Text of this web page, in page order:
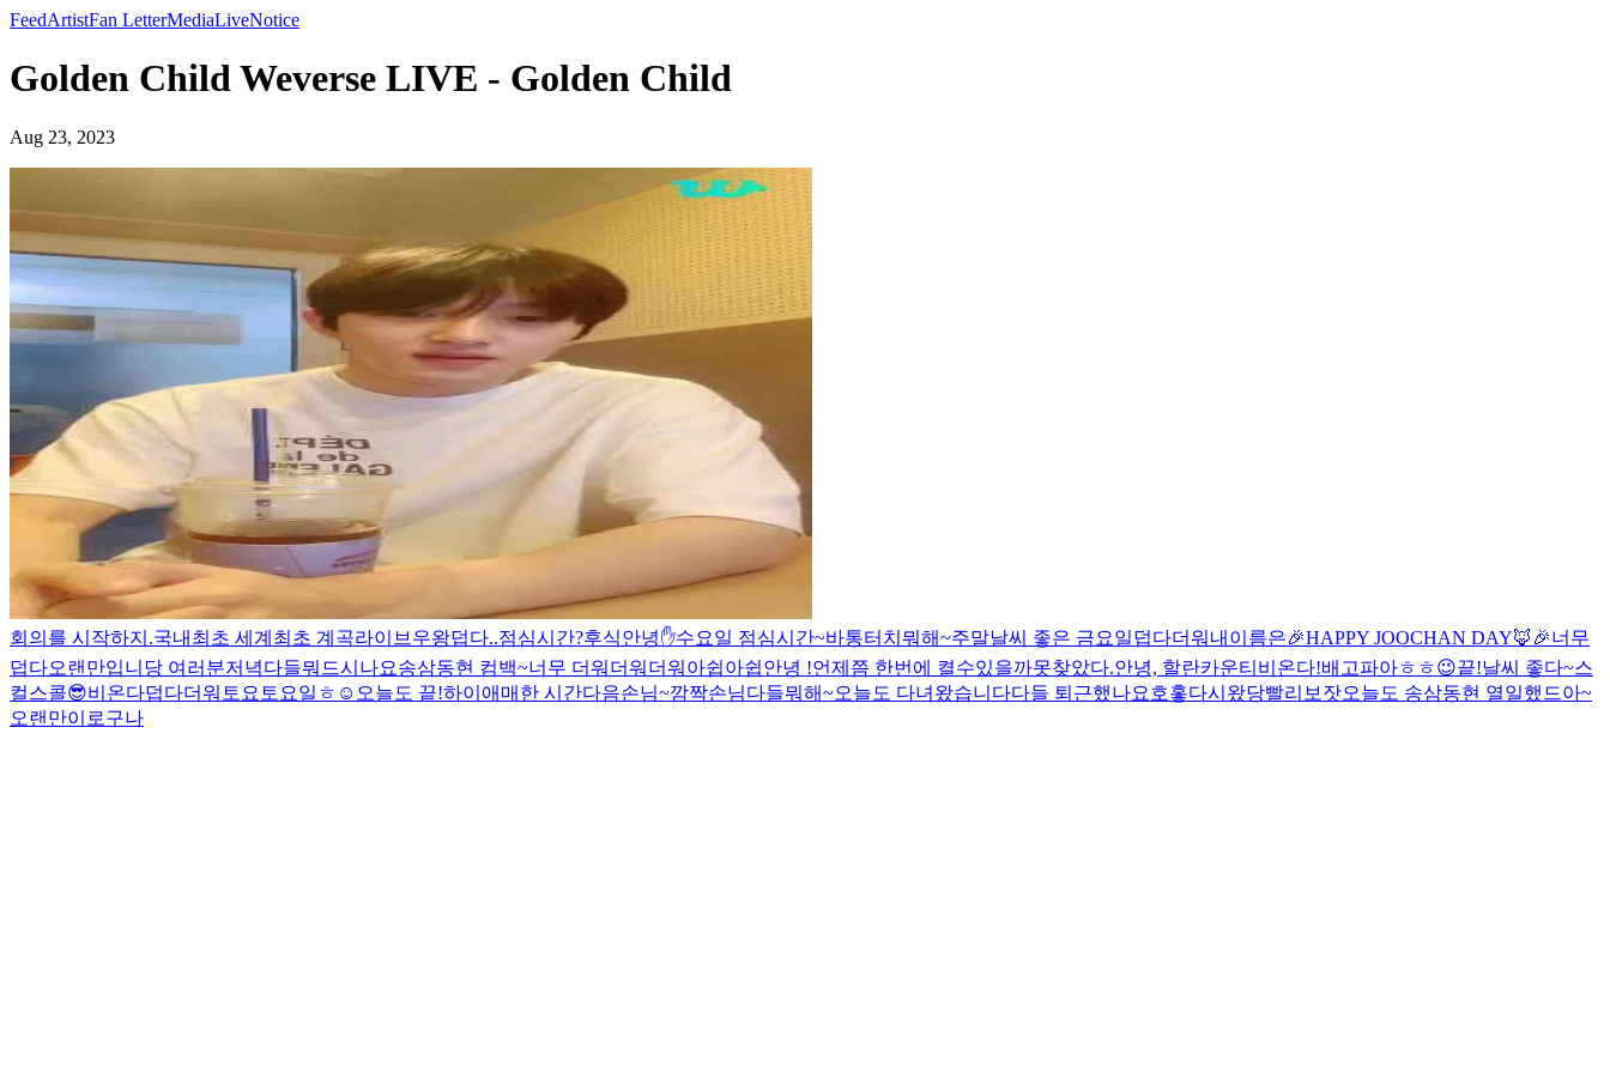
FeedArtistFan LetterMediaLiveNotice
Golden Child Weverse LIVE - Golden Child
Aug 23, 2023
회의를 시작하지.국내최초 세계최초 계곡라이브 우왕덥다..점심시간?후식안녕✋수요일 점심시간~바통터치 뭐해~주말날씨 좋은 금요일덥다더워 내이름은🎉HAPPY JOOCHAN DAY🦊🎉너무
덥다오랜만입니당 여러분저녁다들뭐드시나요송삼동현 컴백~너무 더워더워더워 아쉽아쉽안녕 !언제쯤 한번에 켤수있을까못찾았다.안녕, 할란카운티 비온다!배고파아ㅎㅎ😉끝!날씨 좋다~스
컬스콜😎비온다덥다더워 토요토요일 ㅎ ☺️ 오늘도 끝!하이 애매한 시간다음손님~깜짝손님다들뭐해~오늘도 다녀왔습니다다들 퇴근했나요호홓다시왔당빨리보잣오늘도 송삼동현 열일했드아~
오랜만이로구나